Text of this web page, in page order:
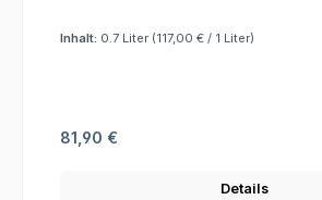
Inhalt: 0.7 Liter (117,00 € / 1 Liter)
Regulärer Preis:
81,90 €
Details